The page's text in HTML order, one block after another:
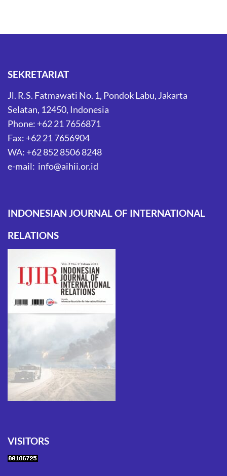
SEKRETARIAT
Jl. R.S. Fatmawati No. 1, Pondok Labu, Jakarta
Selatan, 12450, Indonesia
Phone: +62 21 7656871
Fax: +62 21 7656904
WA: +62 852 8506 8248
e-mail: info@aihii.or.id
INDONESIAN JOURNAL OF INTERNATIONAL
RELATIONS
VISITORS